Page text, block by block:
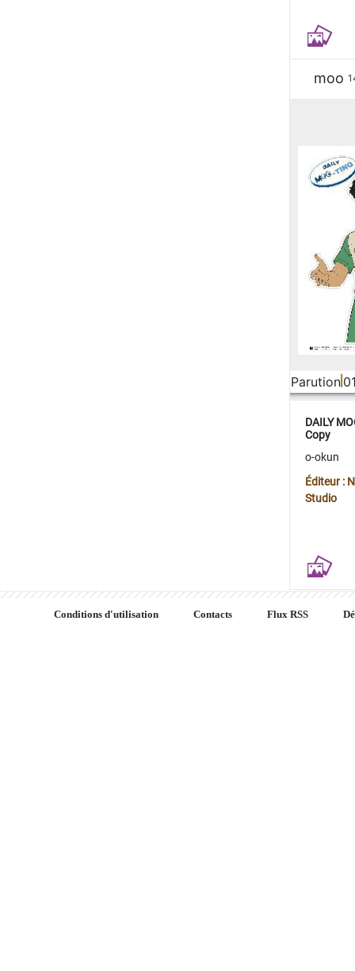
moo
Parution
DAILY
Copy
o-okun
Éditeur :
Studio
Conditions d'utilisation Contacts Flux RSS